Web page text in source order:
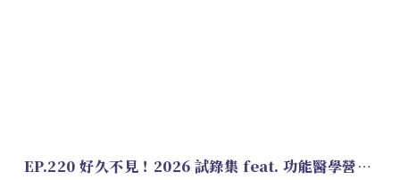
EP.220 好久不見！2026 試錄集 feat. 功能醫學營養師 美寶